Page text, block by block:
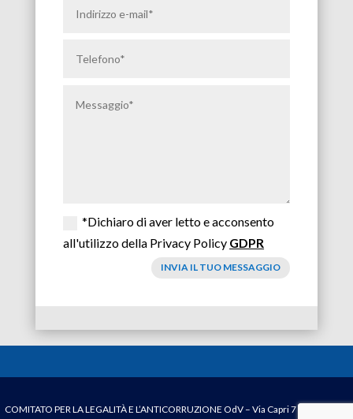
*Dichiaro di aver letto e acconsento
all'utilizzo della Privacy Policy GDPR
INVIA IL TUO MESSAGGIO
COMITATO PER LA LEGALITÀ E L’ANTICORRUZIONE OdV – Via Capri 7– Ladispoli –